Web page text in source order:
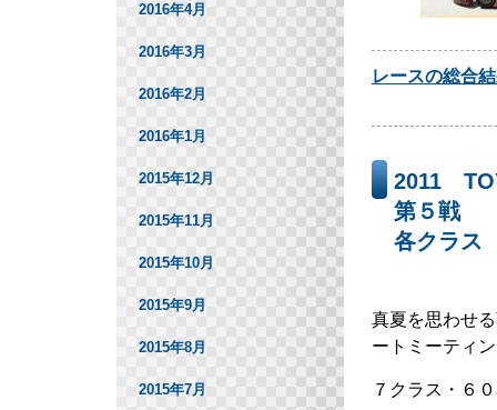
レースの総合
2011
第５戦
各クラス
真夏を思わせ
ートミーティ
７クラス・６
2016年4月
2016年3月
2016年2月
2016年1月
2015年12月
2015年11月
2015年10月
2015年9月
2015年8月
2015年7月